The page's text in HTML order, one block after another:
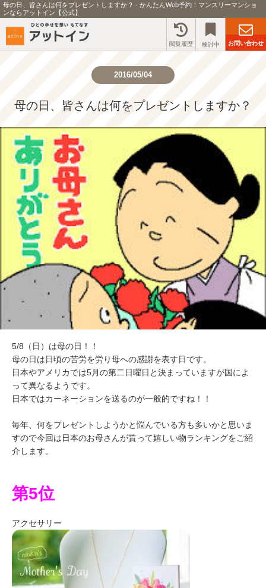
母の日、皆さんは何をプレゼントしますか？ - かんたんWeb予約！マンスリーマンショ
ンならアットイン【公式】
閲覧履歴 検討中 お問い合わせ
2016/05/04
母の日、皆さんは何をプレゼントしますか？
5/8（日）は母の日！！
母の日は日頃の苦労を労り母への感謝を表す日です。
日本やアメリカでは5月の第二日曜日と決まっていますが国によ
って異なるようです。
日本ではカーネーションを送るのが一般的ですね！！
毎年、何をプレゼントしようかと悩んでいる方も多いかと思いま
すので今回は日本のお母さんが貰って嬉しい物ランキングをご紹
介します。
第5位
アクセサリー